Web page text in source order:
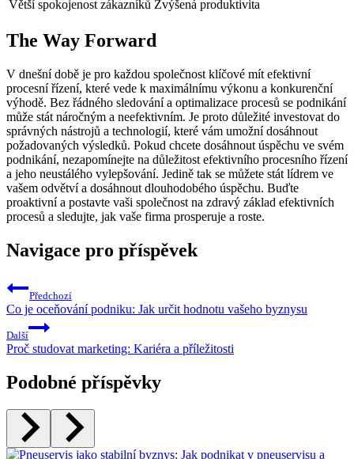
Větší spokojenost zákazníků Zvýšená produktivita
The Way Forward
V dnešní době je pro každou společnost klíčové mít efektivní
procesní řízení, které vede k maximálnímu výkonu a konkurenční
výhodě. Bez řádného sledování a optimalizace procesů se podnikání
může stát náročným a neefektivním. Je proto důležité investovat do
správných nástrojů a technologií, které vám umožní dosáhnout
požadovaných výsledků. Pokud chcete dosáhnout úspěchu ve svém
podnikání, nezapomínejte na důležitost efektivního procesního řízení
a jeho neustálého vylepšování. Jedině tak se můžete stát lídrem ve
vašem odvětví a dosáhnout dlouhodobého úspěchu. Buďte
proaktivní a postavte vaši společnost na zdravý základ efektivních
procesů a sledujte, jak vaše firma prosperuje a roste.
Navigace pro příspěvek
Předchozí
Co je oceňování podniku: Jak určit hodnotu vašeho byznysu
Další
Proč studovat marketing: Kariéra a příležitosti
Podobné příspěvky